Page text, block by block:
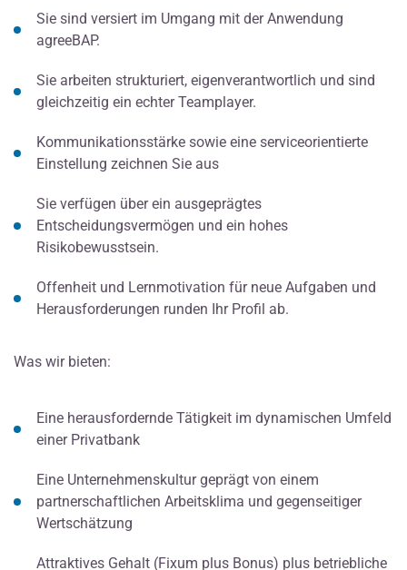
Sie sind versiert im Umgang mit der Anwendung
agreeBAP.
Sie arbeiten strukturiert, eigenverantwortlich und sind
gleichzeitig ein echter Teamplayer.
Kommunikationsstärke sowie eine serviceorientierte
Einstellung zeichnen Sie aus
Sie verfügen über ein ausgeprägtes
Entscheidungsvermögen und ein hohes
Risikobewusstsein.
Offenheit und Lernmotivation für neue Aufgaben und
Herausforderungen runden Ihr Profil ab.
Was wir bieten:
Eine herausfordernde Tätigkeit im dynamischen Umfeld
einer Privatbank
Eine Unternehmenskultur geprägt von einem
partnerschaftlichen Arbeitsklima und gegenseitiger
Wertschätzung
Attraktives Gehalt (Fixum plus Bonus) plus betriebliche